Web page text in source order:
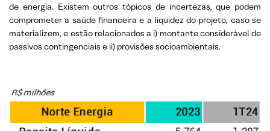
de energia. Existem outros tópicos de incertezas, que podem
comprometer a saúde financeira e a liquidez do projeto, caso se
materializem, e estão relacionados a i) montante considerável de
passivos contingenciais e ii) provisões socioambientais.